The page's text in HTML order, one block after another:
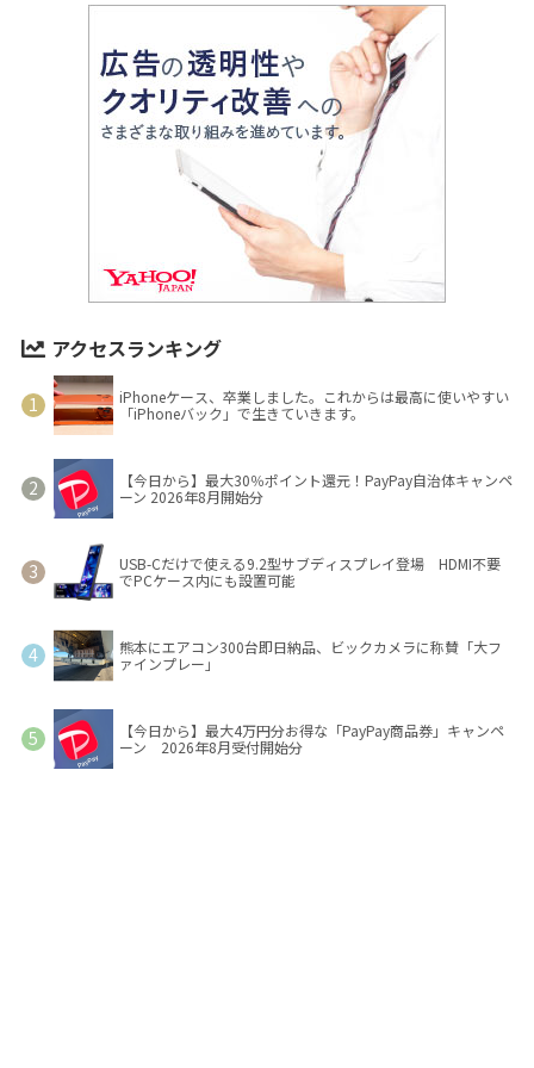
アクセスランキング
iPhoneケース、卒業しました。これからは最高に使いやすい
「iPhoneバック」で生きていきます。
【今日から】最大30％ポイント還元！PayPay自治体キャンペ
ーン 2026年8月開始分
USB-Cだけで使える9.2型サブディスプレイ登場 HDMI不要
でPCケース内にも設置可能
熊本にエアコン300台即日納品、ビックカメラに称賛「大フ
ァインプレー」
【今日から】最大4万円分お得な「PayPay商品券」キャンペ
ーン 2026年8月受付開始分